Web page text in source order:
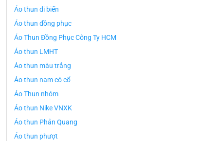
Áo thun đi biển
Áo thun đồng phục
Áo Thun Đồng Phục Công Ty HCM
Áo thun LMHT
Áo thun màu trắng
Áo thun nam có cổ
Áo Thun nhóm
Áo thun Nike VNXK
Áo thun Phản Quang
Áo thun phượt